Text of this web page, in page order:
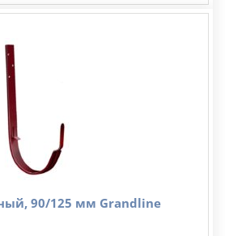
–
90/125 мм Grandline